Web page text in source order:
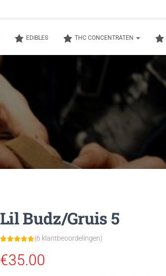
EDIBLES THC CONCENTRATEN
Lil Budz/Gruis 5
d4.83 op
5
gebaseerd
(6 klantbeoordelingen)
€35.00